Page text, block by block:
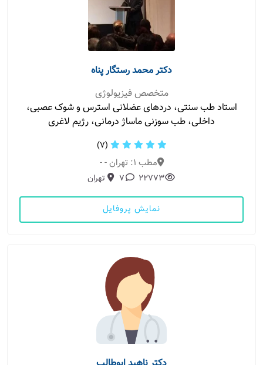
دکتر محمد رستگار پناه
متخصص فیزیولوژی
استاد طب سنتی، دردهای عضلانی استرس و شوک عصبی،
داخلی، طب سوزنی ماساژ درمانی، رژیم لاغری
(7)
مطب 1: تهران - -
22773
7 تهران
نمایش پروفایل